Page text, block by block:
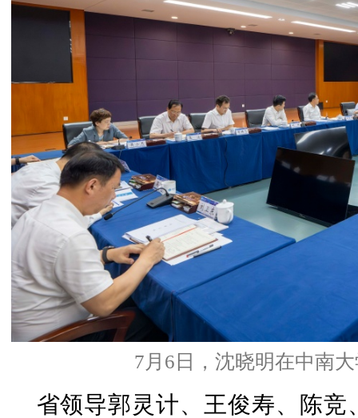
7月6日，沈晓明在中南
省领导郭灵计、王俊寿、陈